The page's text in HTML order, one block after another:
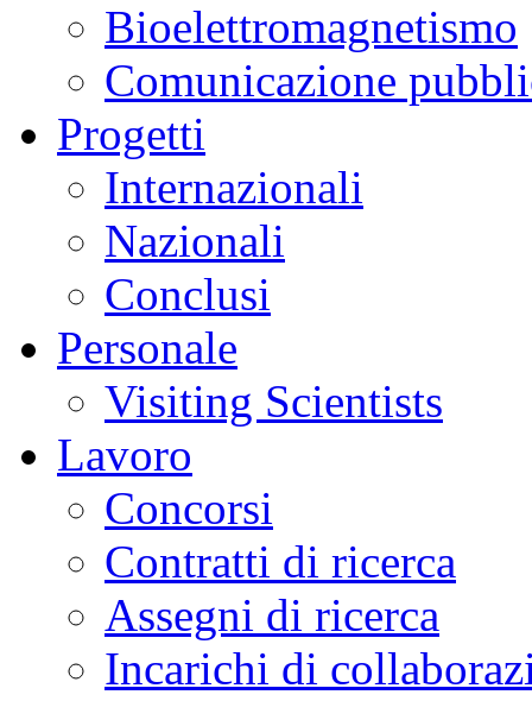
Bioelettromagnetismo
Comunicazione
Progetti
Internazionali
Nazionali
Conclusi
Personale
Visiting Scientists
Lavoro
Concorsi
Contratti di ricerca
Assegni di ricerca
Incarichi di